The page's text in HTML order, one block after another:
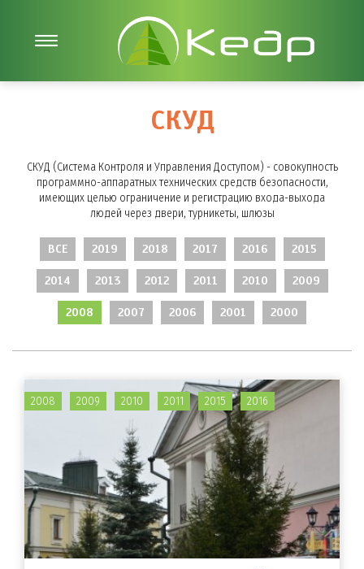
СКУД
СКУД (Система Контроля и Управления Доступом) - совокупность
программно-аппаратных технических средств безопасности,
имеющих целью ограничение и регистрацию входа-выхода
людей через двери, турникеты, шлюзы
ВСЕ 2019 2018 2017 2016 2015
2014 2013 2012 2011 2010 2009
2008 2007 2006 2001 2000
2008 2009 2010 2011 2015 2016